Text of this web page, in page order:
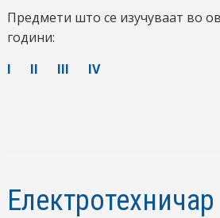
Предмети што се изучуваат во
години:
I
II III IV
Електротехничар